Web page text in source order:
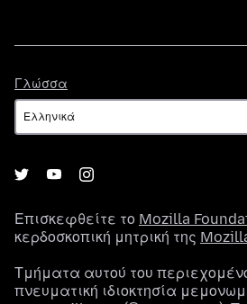
Γλώσσα
Επισκεφθείτε το Mozilla
κερδοσκοπική μητρική της
Τμήματα αυτού του
πνευματική ιδιοκτησία